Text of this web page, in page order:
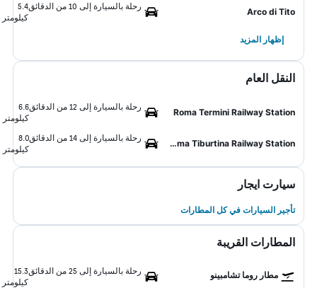
Arco di Tito
رحلة بالسيارة إلى 10 من الدقائق
5.4
كيلومتر
إظهار المزيد
النقل العام
Roma Termini Railway Station
رحلة بالسيارة إلى 12 من الدقائق
6.6
كيلومتر
Roma Tiburtina Railway Station
رحلة بالسيارة إلى 14 من الدقائق
8.0
كيلومتر
سيارت ايجار
تأجير السيارات في كل المطارات
المطارات القريبة
مطار روما تشامبينو رحلة بالسيارة إلى 25 من الدقائق
15.3
كيلومتر